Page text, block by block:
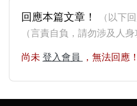
回應本篇文章！
（以下
（言責自負，請勿涉及人
尚未 登入會員 ，無法回應！